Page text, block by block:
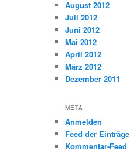
August 2012
Juli 2012
Juni 2012
Mai 2012
April 2012
März 2012
Dezember 2011
META
Anmelden
Feed der Einträge
Kommentar-Feed